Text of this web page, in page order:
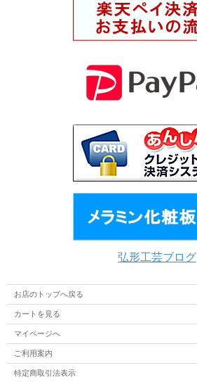
弘形工芸ブログ
お店のトップへ戻る
カートを見る
マイページへ
ご利用案内
特定商取引法表示